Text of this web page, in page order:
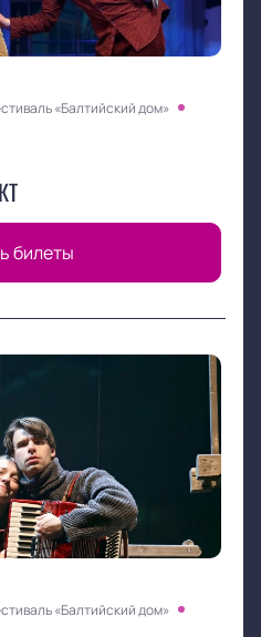
«Балтийский дом»
билеты
«Балтийский дом»